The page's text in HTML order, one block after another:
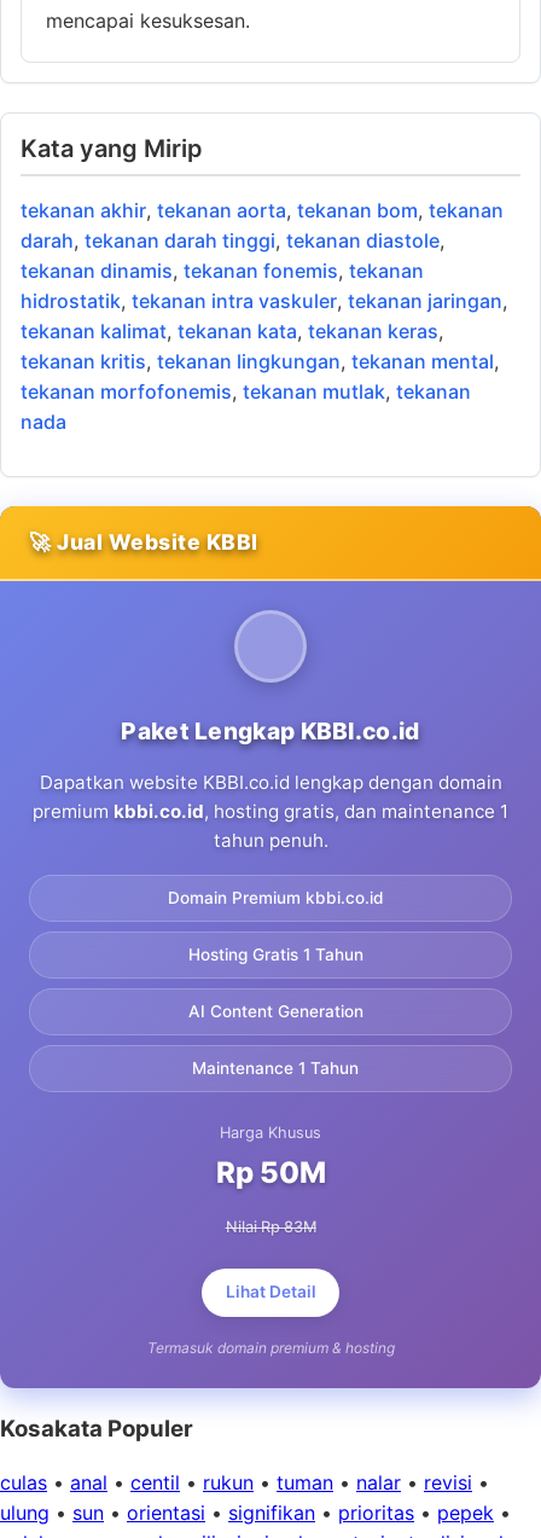
mencapai kesuksesan.
Kata yang Mirip
tekanan akhir, tekanan aorta, tekanan bom, tekanan
darah, tekanan darah tinggi, tekanan diastole,
tekanan dinamis, tekanan fonemis, tekanan
hidrostatik, tekanan intra vaskuler, tekanan jaringan,
tekanan kalimat, tekanan kata, tekanan keras,
tekanan kritis, tekanan lingkungan, tekanan mental,
tekanan morfofonemis, tekanan mutlak, tekanan
nada
🚀 Jual Website KBBI
Paket Lengkap KBBI.co.id
Dapatkan website KBBI.co.id lengkap dengan domain
premium kbbi.co.id, hosting gratis, dan maintenance 1
tahun penuh.
Domain Premium kbbi.co.id
Hosting Gratis 1 Tahun
AI Content Generation
Maintenance 1 Tahun
Harga Khusus
Rp 50M
Nilai Rp 83M
Lihat Detail
Termasuk domain premium & hosting
Kosakata Populer
culas • anal • centil • rukun • tuman • nalar • revisi •
ulung • sun • orientasi • signifikan • prioritas • pepek •